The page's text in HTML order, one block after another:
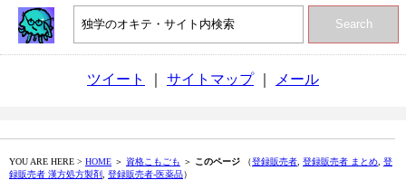
Search
ツイート サイトマップ｜ メール
YOU ARE HERE > HOME ＞ 資格こもごも ＞ このページ （登録販売者 登録販売者 まとめ 登
録販売者 漢方処方製剤
登録販売者-医薬品）